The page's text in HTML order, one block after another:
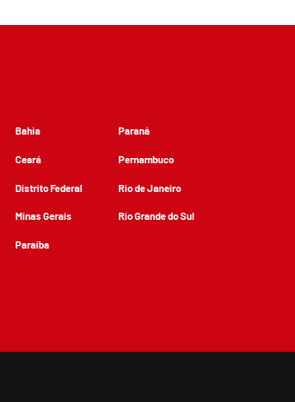
Bahia
Ceará
Distrito Federal
Minas Gerais
Paraíba
Paraná
Pernambuco
Rio de Janeiro
Rio Grande do Sul